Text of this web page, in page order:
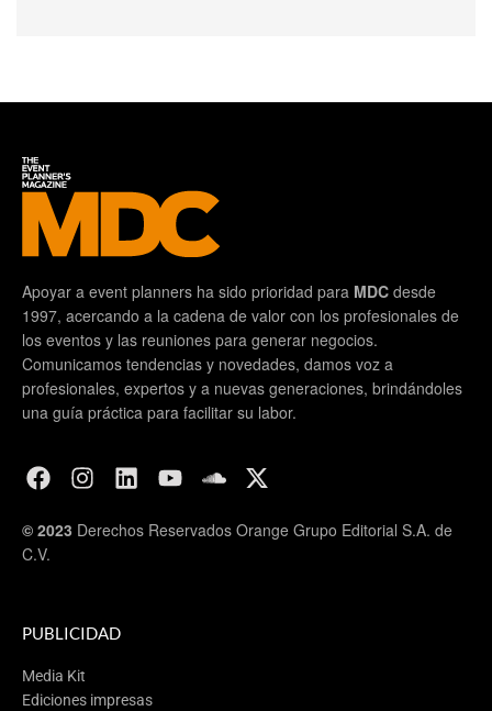
Apoyar a event planners ha sido prioridad para MDC desde
1997, acercando a la cadena de valor con los profesionales de
los eventos y las reuniones para generar negocios.
Comunicamos tendencias y novedades, damos voz a
profesionales, expertos y a nuevas generaciones, brindándoles
una guía práctica para facilitar su labor.
© 2023 Derechos Reservados Orange Grupo Editorial S.A. de
C.V.
PUBLICIDAD
Media Kit
Ediciones impresas